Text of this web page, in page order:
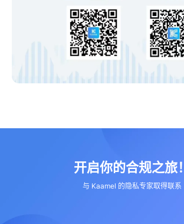
开启你的合规之旅！
与 Kaamel 的隐私专家取得联系